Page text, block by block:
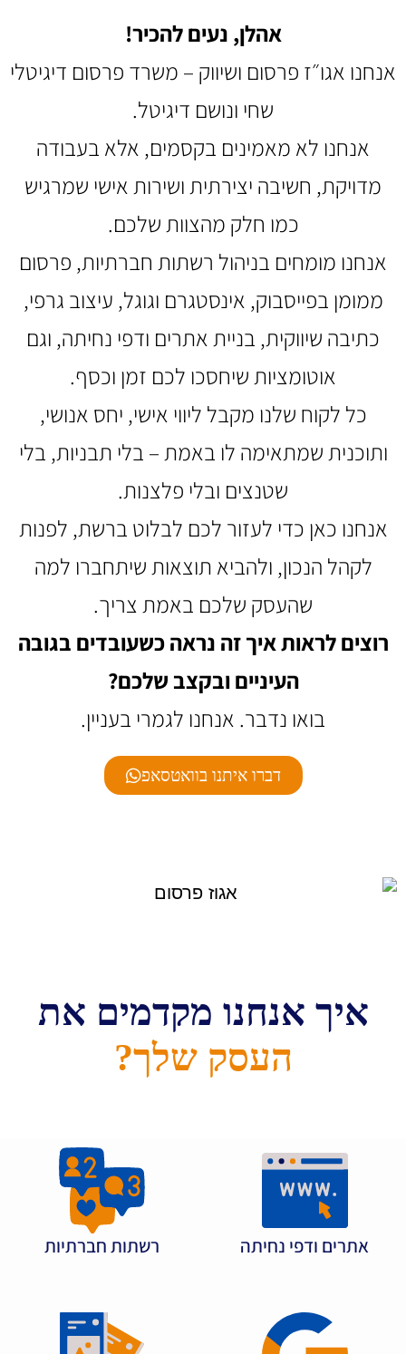
אהלן, נעים להכיר!
אנחנו אגו״ז פרסום ושיווק – משרד פרסום דיגיטלי
שחי ונושם דיגיטל.
אנחנו לא מאמינים בקסמים, אלא בעבודה
מדויקת, חשיבה יצירתית ושירות אישי שמרגיש
כמו חלק מהצוות שלכם.
אנחנו מומחים בניהול רשתות חברתיות, פרסום
ממומן בפייסבוק, אינסטגרם וגוגל, עיצוב גרפי,
כתיבה שיווקית, בניית אתרים ודפי נחיתה, וגם
אוטומציות שיחסכו לכם זמן וכסף.
כל לקוח שלנו מקבל ליווי אישי, יחס אנושי,
ותוכנית שמתאימה לו באמת – בלי תבניות, בלי
שטנצים ובלי פלצנות.
אנחנו כאן כדי לעזור לכם לבלוט ברשת, לפנות
לקהל הנכון, ולהביא תוצאות שיתחברו למה
שהעסק שלכם באמת צריך.
רוצים לראות איך זה נראה כשעובדים בגובה
העיניים ובקצב שלכם?
בואו נדבר. אנחנו לגמרי בעניין.
דברו איתנו בוואטסאפ
איך אנחנו מקדמים את
העסק שלך?
אתרים ודפי נחיתה רשתות חברתיות